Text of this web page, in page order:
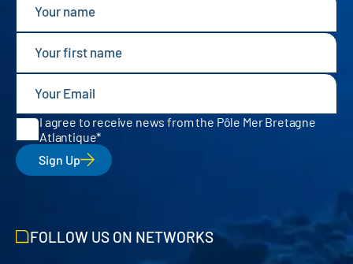
I agree to receive news from the Pôle Mer Bretagne
Atlantique
Sign Up
FOLLOW US ON NETWORKS